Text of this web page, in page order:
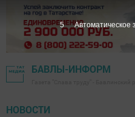
БАВЛЫ-ИНФОРМ
НОВОСТИ
5 Автоматическое